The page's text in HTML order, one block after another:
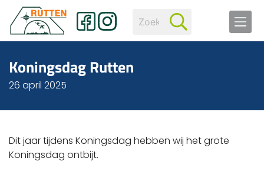
Koningsdag Rutten
26 april 2025
Dit jaar tijdens Koningsdag hebben wij het grote
Koningsdag ontbijt.